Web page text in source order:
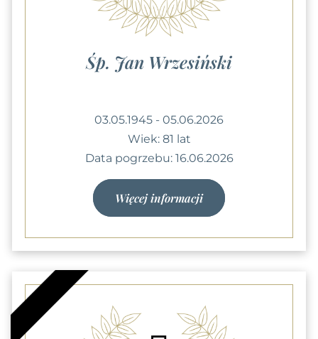
Śp. Jan Wrzesiński
03.05.1945 - 05.06.2026
Wiek: 81 lat
Data pogrzebu: 16.06.2026
Więcej informacji